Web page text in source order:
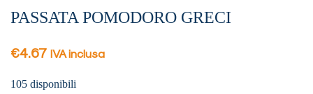
PASSATA POMODORO GRECI
€4.67 IVA inclusa
105 disponibili